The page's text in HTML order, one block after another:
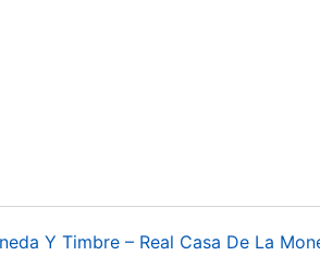
Y Timbre – Real Casa De La